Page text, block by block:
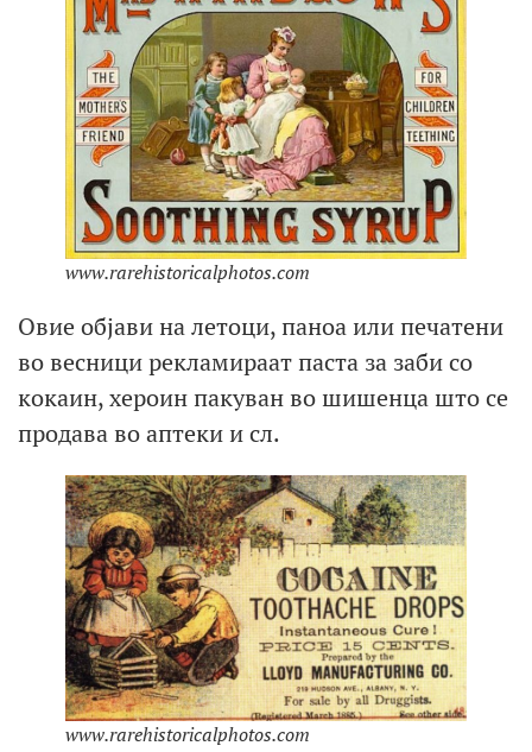
www.rarehistoricalphotos.com
Овие објави на летоци, паноа или печатени
во весници рекламираат паста за заби со
кокаин, хероин пакуван во шишенца што се
продава во аптеки и сл.
www.rarehistoricalphotos.com